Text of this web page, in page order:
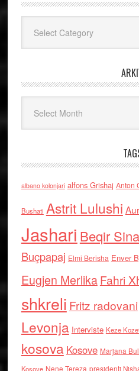
albano kolonjari alfons Grishaj Anton
Bushati Astrit Lulushi
Jashari Beqir Sina
Buçpapaj Elmi Berisha Enver
Eugjen MerlikaFahri
shkreli Fritz radovani
Levonja Interviste Keze
kosova Kosove Marjana
Kosove Nene Tereza presidenti